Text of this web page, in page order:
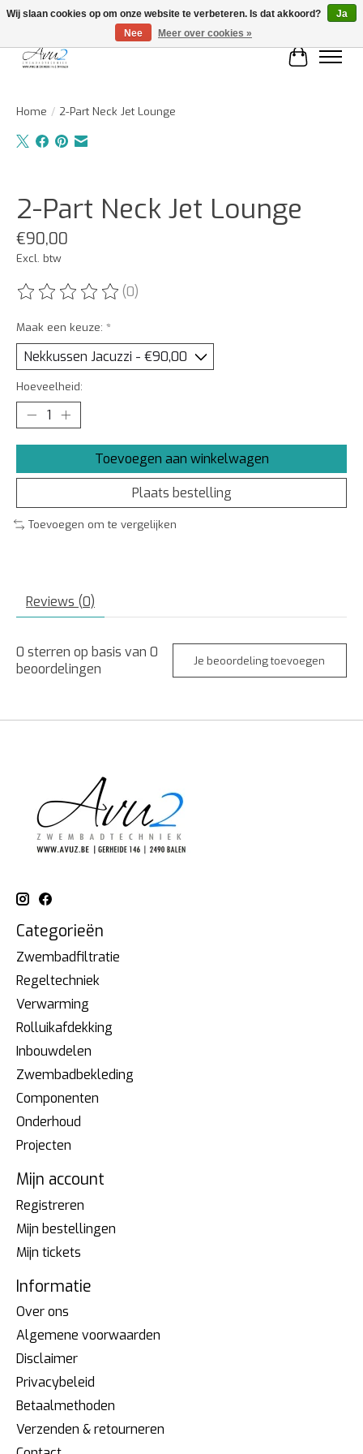
Home / 2-Part Neck Jet Lounge
2-Part Neck Jet Lounge
€90,00
Excl. btw
De beoordeling van dit product is
(0)
Maak een keuze: *
Hoeveelheid:
Toevoegen aan winkelwagen
Plaats bestelling
Toevoegen om te vergelijken
Reviews (0)
0 sterren op basis van 0
beoordelingen
Je beoordeling toevoegen
Categorieën
Zwembadfiltratie
Regeltechniek
Verwarming
Rolluikafdekking
Inbouwdelen
Zwembadbekleding
Componenten
Onderhoud
Projecten
Mijn account
Registreren
Mijn bestellingen
Mijn tickets
Informatie
Over ons
Algemene voorwaarden
Disclaimer
Privacybeleid
Betaalmethoden
Verzenden & retourneren
Wij slaan cookies op om onze website te verbeteren. Is dat akkoord?
Ja
Nee
Meer over cookies »